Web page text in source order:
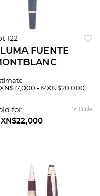
122
FUENTE
DICKENS
RESINA VERDE Y
925
- MXN$20,000
7 Bids
for